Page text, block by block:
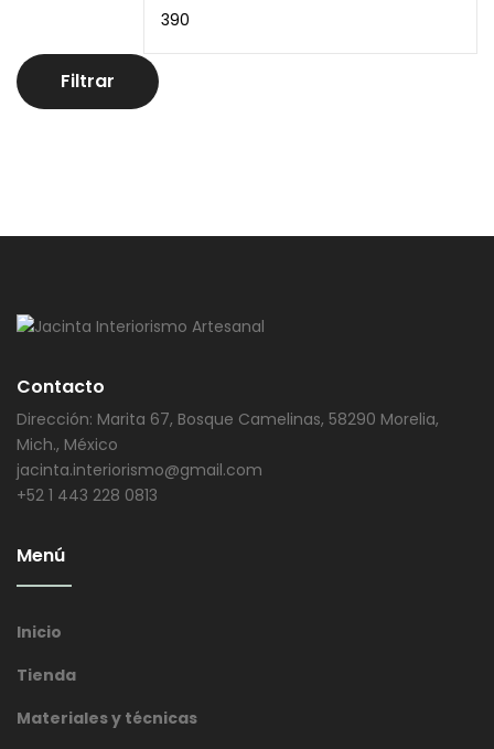
Filtrar
Contacto
Dirección: Marita 67, Bosque Camelinas, 58290 Morelia,
Mich., México
jacinta.interiorismo@gmail.com
+52 1 443 228 0813
Menú
Inicio
Tienda
Materiales y técnicas